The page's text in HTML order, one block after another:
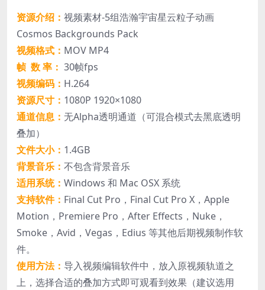
资源介绍： 视频素材-5组浩瀚宇宙星云粒子动画
Cosmos Backgrounds Pack
视频格式： MOV MP4
帧 数 率： 30帧fps
视频编码： H.264
资源尺寸： 1080P 1920×1080
通道信息： 无Alpha透明通道（可混合模式去黑底透明
叠加）
文件大小： 1.4GB
背景音乐： 不包含背景音乐
适用系统： Windows 和 Mac OSX 系统
支持软件： Final Cut Pro，Final Cut Pro X，Apple
Motion，Premiere Pro，After Effects，Nuke，
Smoke，Avid，Vegas，Edius 等其他后期视频制作软
件。
使用方法： 导入视频编辑软件中，放入原视频轨道之
上，选择合适的叠加方式即可观看到效果（建议选用